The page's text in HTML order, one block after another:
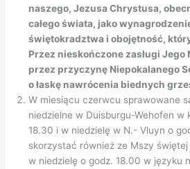
naszego, Jezusa Chrystusa,
całego świata, jako
świętokradztwa i obojętność,
Przez nieskończone zasługi Jego
przez przyczynę Niepokalanego
o łaskę nawrócenia biednych
W miesiącu czerwcu sprawowane
niedzielne w Duisburgu-Wehofen w
18.30 i w niedzielę w N.- Vluyn o
skorzystać również ze Mszy
w niedzielę o godz. 18.00 w języku